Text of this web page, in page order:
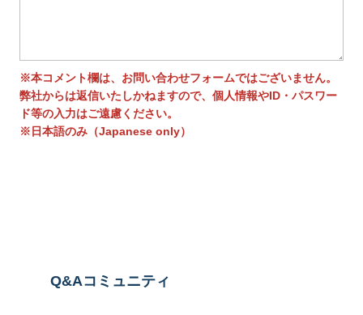
※本コメント欄は、お問い合わせフォームではございません。
弊社からは返信いたしかねますので、個人情報やID・パスワー
ド等の入力はご遠慮ください。
※日本語のみ（Japanese only）
Q&Aコミュニティ